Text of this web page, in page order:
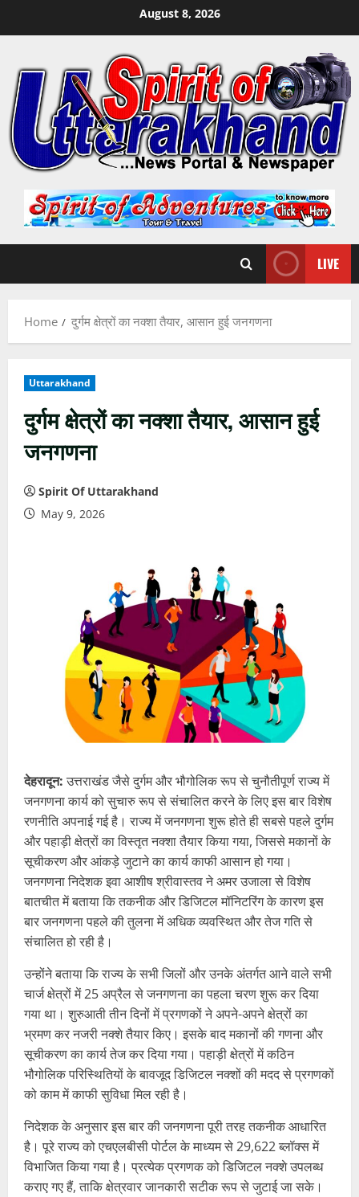
August 8, 2026
LIVE
Home दुर्गम क्षेत्रों का नक्शा तैयार, आसान हुई जनगणना
Uttarakhand
दुर्गम क्षेत्रों का नक्शा तैयार, आसान हुई
जनगणना
Spirit Of Uttarakhand
May 9, 2026
देहरादून:उत्तराखंड जैसे दुर्गम और भौगोलिक रूप से चुनौतीपूर्ण राज्य में
जनगणना कार्य को सुचारु रूप से संचालित करने के लिए इस बार विशेष
रणनीति अपनाई गई है। राज्य में जनगणना शुरू होते ही सबसे पहले दुर्गम
और पहाड़ी क्षेत्रों का विस्तृत नक्शा तैयार किया गया, जिससे मकानों के
सूचीकरण और आंकड़े जुटाने का कार्य काफी आसान हो गया।
जनगणना निदेशक इवा आशीष श्रीवास्तव ने अमर उजाला से विशेष
बातचीत में बताया कि तकनीक और डिजिटल मॉनिटरिंग के कारण इस
बार जनगणना पहले की तुलना में अधिक व्यवस्थित और तेज गति से
संचालित हो रही है।
उन्होंने बताया कि राज्य के सभी जिलों और उनके अंतर्गत आने वाले सभी
चार्ज क्षेत्रों में 25 अप्रैल से जनगणना का पहला चरण शुरू कर दिया
गया था। शुरुआती तीन दिनों में प्रगणकों ने अपने-अपने क्षेत्रों का
भ्रमण कर नजरी नक्शे तैयार किए। इसके बाद मकानों की गणना और
सूचीकरण का कार्य तेज कर दिया गया। पहाड़ी क्षेत्रों में कठिन
भौगोलिक परिस्थितियों के बावजूद डिजिटल नक्शों की मदद से प्रगणकों
को काम में काफी सुविधा मिल रही है।
निदेशक के अनुसार इस बार की जनगणना पूरी तरह तकनीक आधारित
है। पूरे राज्य को एचएलबीसी पोर्टल के माध्यम से 29,622 ब्लॉक्स में
विभाजित किया गया है। प्रत्येक प्रगणक को डिजिटल नक्शे उपलब्ध
कराए गए हैं, ताकि क्षेत्रवार जानकारी सटीक रूप से जुटाई जा सके।